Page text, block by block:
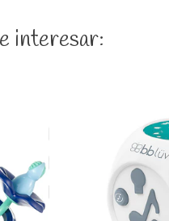
interesar: